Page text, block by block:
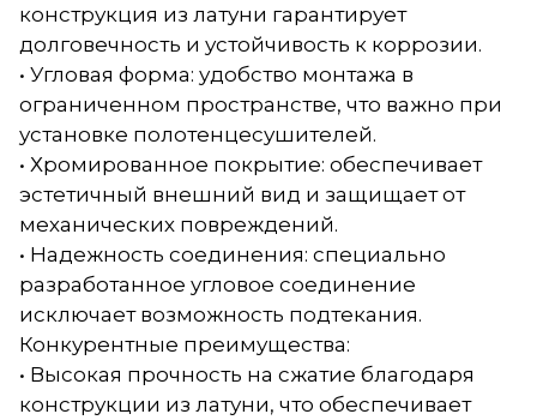
конструкция из латуни гарантирует
долговечность и устойчивость к коррозии.
• Угловая форма: удобство монтажа в
ограниченном пространстве, что важно при
установке полотенцесушителей.
• Хромированное покрытие: обеспечивает
эстетичный внешний вид и защищает от
механических повреждений.
• Надежность соединения: специально
разработанное угловое соединение
исключает возможность подтекания.
Конкурентные преимущества:
• Высокая прочность на сжатие благодаря
конструкции из латуни, что обеспечивает